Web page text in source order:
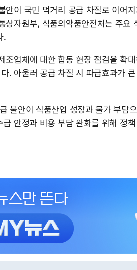
안이 국민 먹거리 공급 차질로 이어
상자원부, 식품의약품안전처는 주요
.
조업체에 대한 합동 현장 점검을 확
. 아울러 공급 차질 시 파급효과가
불안이 식품산업 성장과 물가 부담
안정과 비용 부담 완화를 위해 정